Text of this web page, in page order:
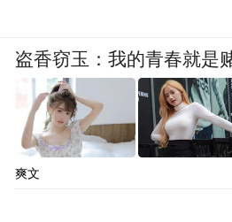
盗香窃玉：我的青春就是
爽文